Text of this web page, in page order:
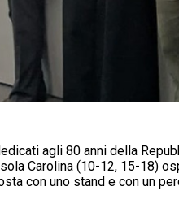
agli 80 anni della
Carolina (10-12, 15-18)
con uno stand e con un